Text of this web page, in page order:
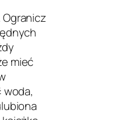
mieć
woda,